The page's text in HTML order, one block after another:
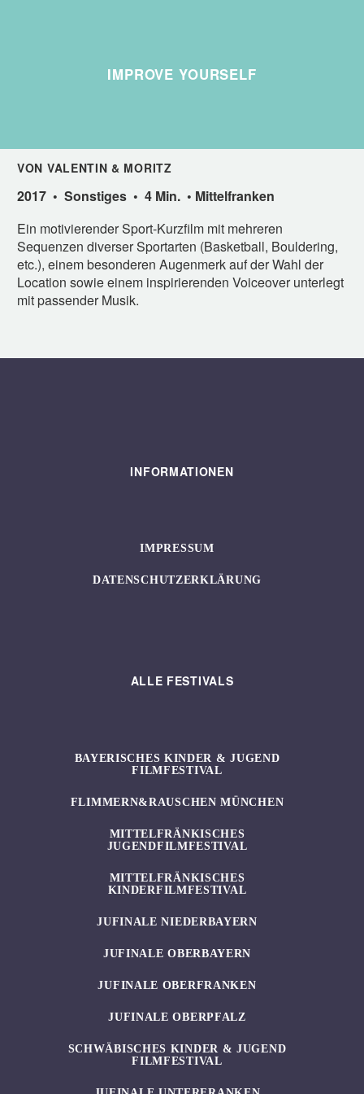
IMPROVE YOURSELF
VON VALENTIN & MORITZ
2017 • Sonstiges • 4 Min. • Mittelfranken
Ein motivierender Sport-Kurzfilm mit mehreren
Sequenzen diverser Sportarten (Basketball, Bouldering,
etc.), einem besonderen Augenmerk auf der Wahl der
Location sowie einem inspirierenden Voiceover unterlegt
mit passender Musik.
INFORMATIONEN
IMPRESSUM
DATENSCHUTZERKLÄRUNG
ALLE FESTIVALS
BAYERISCHES KINDER & JUGEND
FILMFESTIVAL
FLIMMERN&RAUSCHEN MÜNCHEN
MITTELFRÄNKISCHES
JUGENDFILMFESTIVAL
MITTELFRÄNKISCHES
KINDERFILMFESTIVAL
JUFINALE NIEDERBAYERN
JUFINALE OBERBAYERN
JUFINALE OBERFRANKEN
JUFINALE OBERPFALZ
SCHWÄBISCHES KINDER & JUGEND
FILMFESTIVAL